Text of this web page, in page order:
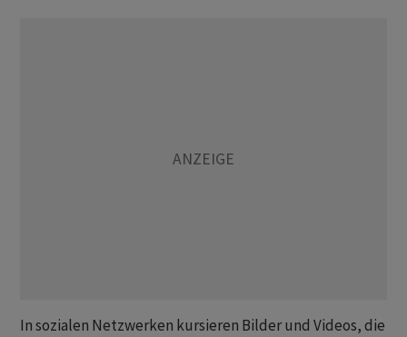
In sozialen Netzwerken kursieren Bilder und Videos, die